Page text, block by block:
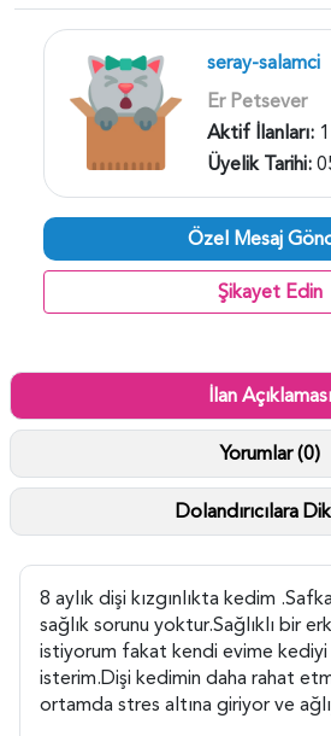
seray-salamci
Er Petsever
Aktif İlanları:
Üyelik Tarihi:
Özel Mesaj
Şikayet Edin
İlan Açıklaması
Yorumlar (0)
Dolandırıcılara
8 aylık dişi kızgınlıkta kedim
sağlık sorunu yoktur.Sağlıklı bir
istiyorum fakat kendi evime
isterim.Dişi kedimin daha rahat
ortamda stres altına giriyor ve